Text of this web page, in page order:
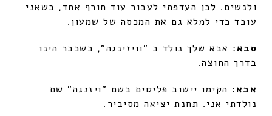
ולנשים. לכן העדפתי לעבור עוד חורף אחד, כשאני
עובד כדי למלא גם את המכסה של שמעון.
סבא: אבא שלך נולד ב "וויזינגה", כשכבר הינו
בדרך החוצה.
אבא: הקימו יישוב פליטים בשם "ויזנגה" שם
נולדתי אני. תחנת יציאה מסיביר.